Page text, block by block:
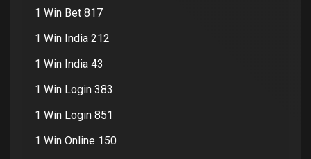
1 Win Bet 817
1 Win India 212
1 Win India 43
1 Win Login 383
1 Win Login 851
1 Win Online 150